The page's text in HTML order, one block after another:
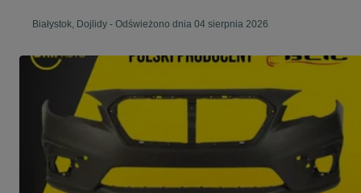
Białystok, Dojlidy - Odświeżono dnia 04 sierpnia 2026